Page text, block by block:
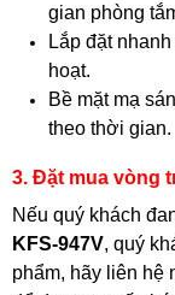
gian phòng
Lắp đặt
hoạt.
Bề mặt mạ
theo thời gian.
3. Đặt mua vòng
Nếu quý khách
KFS-947V, quý
phẩm, hãy liên hệ